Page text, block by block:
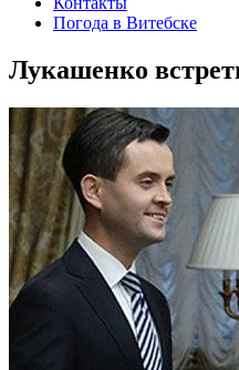
Погода в Витебске
Лукашенко